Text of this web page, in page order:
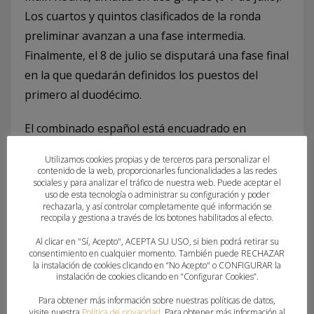
Los cuartos y quintos clasificados de la ronda
preliminar avanzan a una fase intermedia.
Finalmente, el 8 de julio se disputará una fase final
en la que quedarán definidos los puestos del
primero al duodécimo.
El combinado español está encuadrado en
selecciones
deSuiza,RepúblicaChecayFinlandia. Los
partidos se disputarán en elValhalla Sporthall
Scandinavium Arenade la localidad sueca y
serán retransmitidos porstreaming, según ha
informado la EHF. Estos son loshorarios de la
Preliminary Round:
Utilizamos cookies propias y de terceros para personalizar el
contenido de la web, proporcionarles funcionalidades a las redes
sociales y para analizar el tráfico de nuestra web. Puede aceptar el
uso de esta tecnología o administrar su configuración y poder
rechazarla, y así controlar completamente qué información se
recopila y gestiona a través de los botones habilitados al efecto.
Al clicar en "Sí, Acepto", ACEPTA SU USO, si bien podrá retirar su
consentimiento en cualquier momento. También puede RECHAZAR
la instalación de cookies clicando en “No Acepto" o CONFIGURAR la
instalación de cookies clicando en “Configurar Cookies”.
Para obtener más información sobre nuestras políticas de datos,